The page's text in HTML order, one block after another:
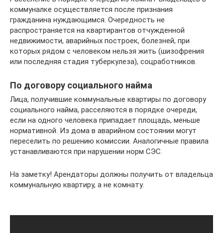
коммуналке осуществляется после признания
гражданина нуждающимся. Очередность не
распространяется на квартирантов отчужденной
недвижимости, аварийных построек, болезней, при
которых рядом с человеком нельзя жить (шизофрения
или последняя стадия туберкулеза), соцработников.
По договору социального найма
Лица, получившие коммунальные квартиры по договору
социального найма, расселяются в порядке очереди,
если на одного человека припадает площадь, меньше
нормативной. Из дома в аварийном состоянии могут
переселить по решению комиссии. Аналогичные правила
устанавливаются при нарушении норм СЭС.
На заметку! Арендаторы должны получить от владельца
коммунальную квартиру, а не комнату.